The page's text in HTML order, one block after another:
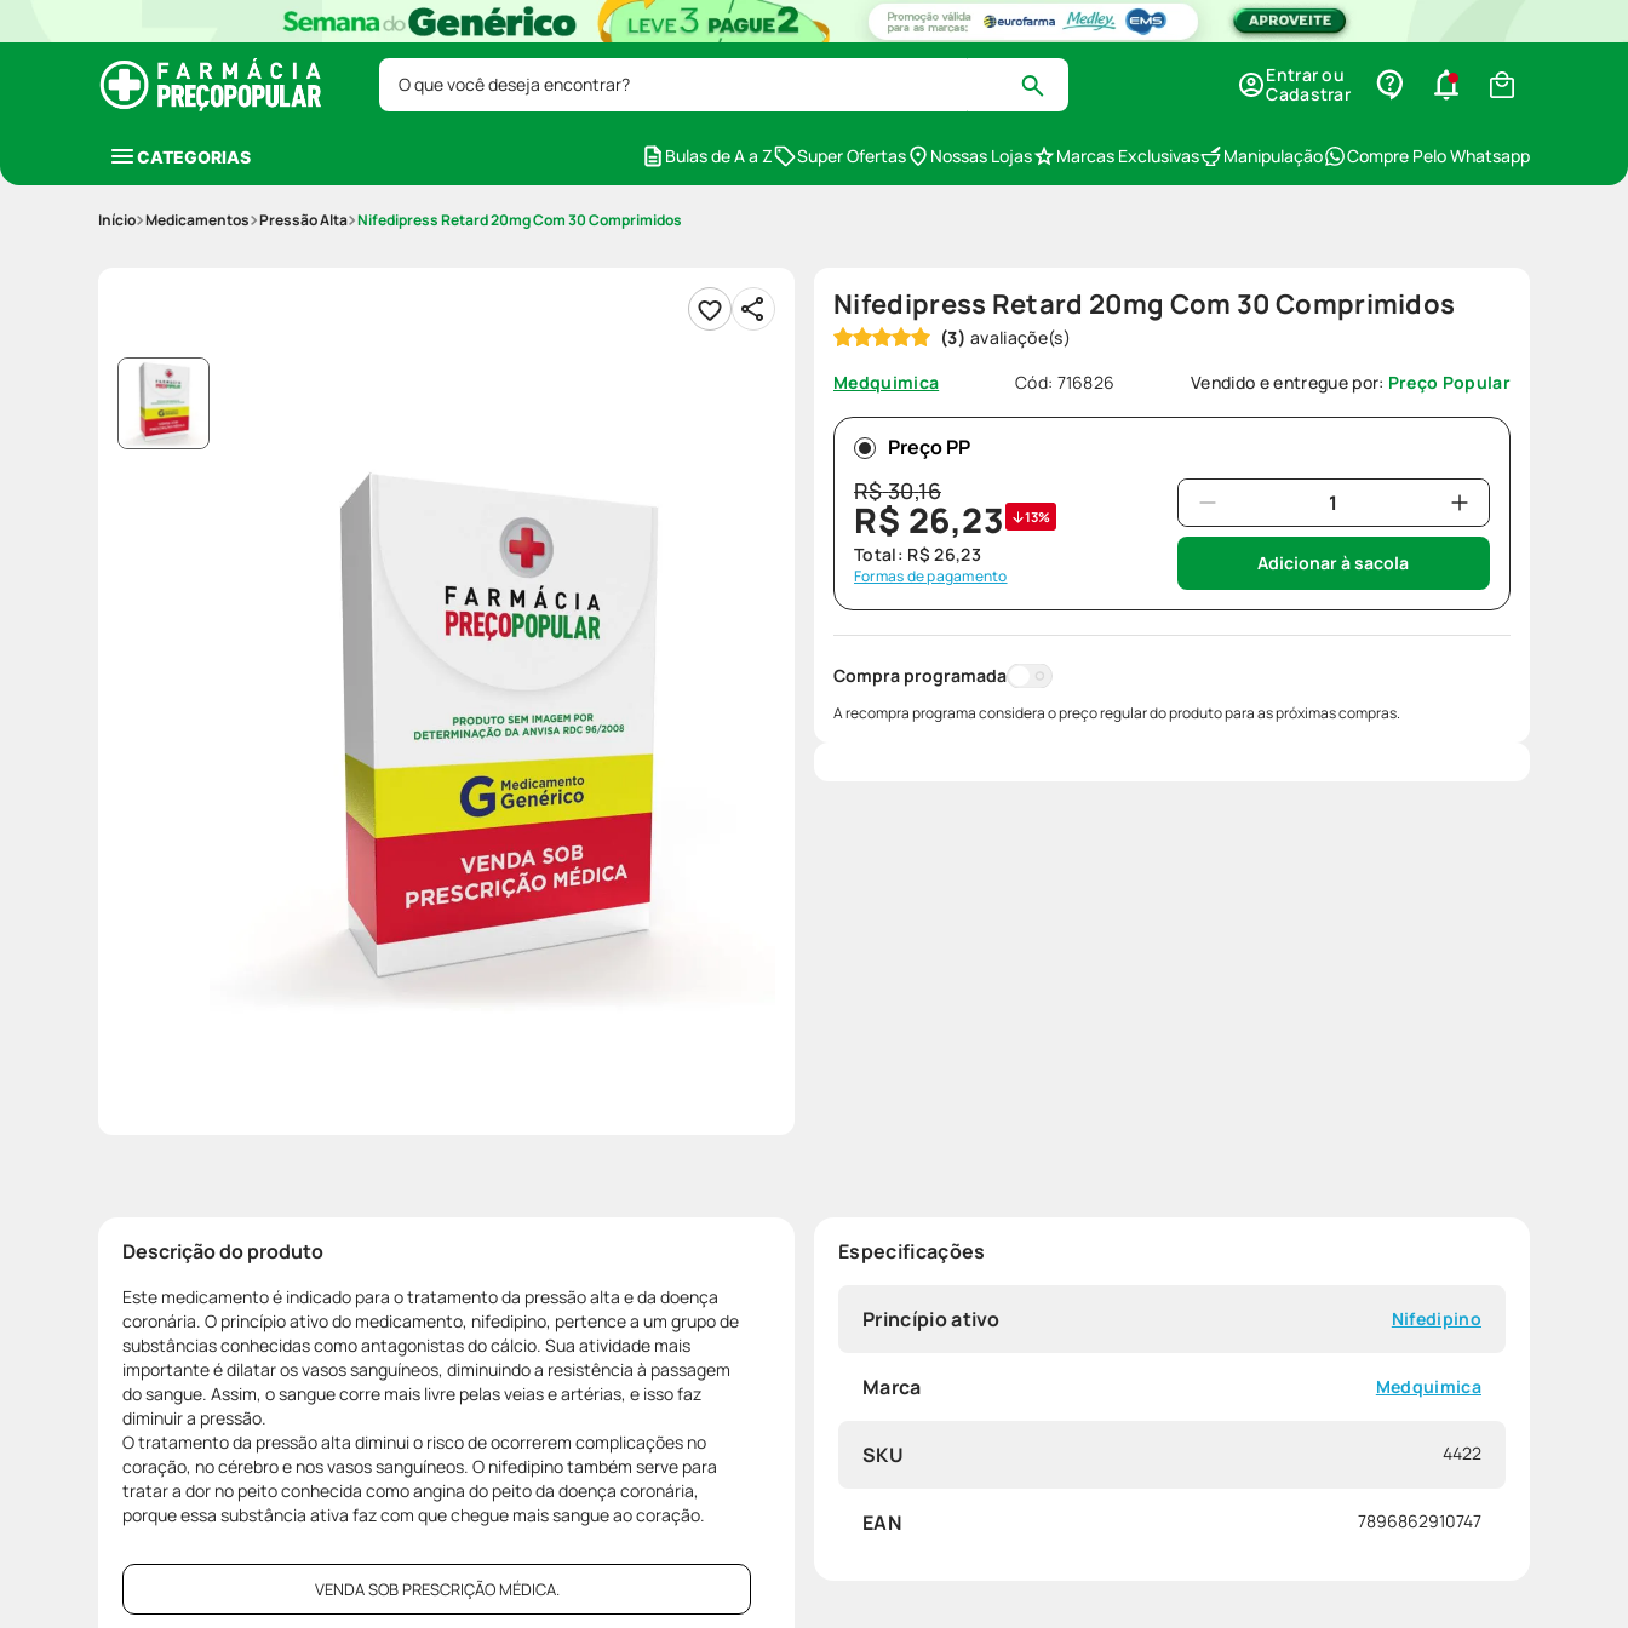
O que você deseja encontrar?
Entrar ou
Cadastrar
CATEGORIAS Bulas de A a Z Super Ofertas Nossas Lojas Marcas Exclusivas Manipulação Compre Pelo Whatsapp
Medicamentos Pressão Alta Nifedipress Retard 20mg Com 30 Comprimidos
Nifedipress Retard 20mg Com 30 Comprimidos
(3)
Medquimica
Cód: 716826 Vendido e entregue por: Preço Popular
Preço PP
R$30,16
R$ 26,23 13%
Total: R$ 26,23
Formas de pagamento
Adicionar à sacola
Compra programada
A recompra programa considera o preço regular do produto para as próximas compras.
Descrição do produto
Este medicamento é indicado para o tratamento da pressão alta e da doença
coronária. O princípio ativo do medicamento, nifedipino, pertence a um grupo de
substâncias conhecidas como antagonistas do cálcio. Sua atividade mais
importante é dilatar os vasos sanguíneos, diminuindo a resistência à passagem
do sangue. Assim, o sangue corre mais livre pelas veias e artérias, e isso faz
diminuir a pressão.
O tratamento da pressão alta diminui o risco de ocorrerem complicações no
coração, no cérebro e nos vasos sanguíneos. O nifedipino também serve para
tratar a dor no peito conhecida como angina do peito da doença coronária,
porque essa substância ativa faz com que chegue mais sangue ao coração.
VENDA SOB PRESCRIÇÃO MÉDICA.
Especificações
Princípio ativo Nifedipino
Marca Medquimica
SKU 4422
EAN 7896862910747